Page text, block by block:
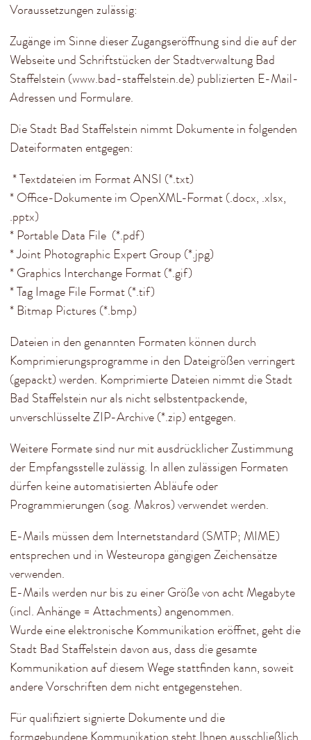
Voraussetzungen zulässig:
Zugänge im Sinne dieser Zugangseröffnung sind die auf der
Webseite und Schriftstücken der Stadtverwaltung Bad
Staffelstein (www.bad-staffelstein.de) publizierten E-Mail-
Adressen und Formulare.
Die Stadt Bad Staffelstein nimmt Dokumente in folgenden
Dateiformaten entgegen:
* Textdateien im Format ANSI (*.txt)
* Office-Dokumente im OpenXML-Format (.docx, .xlsx,
.pptx)
* Portable Data File (*.pdf)
* Joint Photographic Expert Group (*.jpg)
* Graphics Interchange Format (*.gif)
* Tag Image File Format (*.tif)
* Bitmap Pictures (*.bmp)
Dateien in den genannten Formaten können durch
Komprimierungsprogramme in den Dateigrößen verringert
(gepackt) werden. Komprimierte Dateien nimmt die Stadt
Bad Staffelstein nur als nicht selbstentpackende,
unverschlüsselte ZIP-Archive (*.zip) entgegen.
Weitere Formate sind nur mit ausdrücklicher Zustimmung
der Empfangsstelle zulässig. In allen zulässigen Formaten
dürfen keine automatisierten Abläufe oder
Programmierungen (sog. Makros) verwendet werden.
E-Mails müssen dem Internetstandard (SMTP; MIME)
entsprechen und in Westeuropa gängigen Zeichensätze
verwenden.
E-Mails werden nur bis zu einer Größe von acht Megabyte
(incl. Anhänge = Attachments) angenommen.
Wurde eine elektronische Kommunikation eröffnet, geht die
Stadt Bad Staffelstein davon aus, dass die gesamte
Kommunikation auf diesem Wege stattfinden kann, soweit
andere Vorschriften dem nicht entgegenstehen.
Für qualifiziert signierte Dokumente und die
formgebundene Kommunikation steht Ihnen ausschließlich